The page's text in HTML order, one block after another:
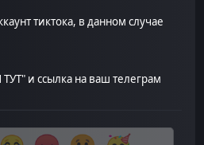
тиктока, в данном случае
и ссылка на ваш телеграм